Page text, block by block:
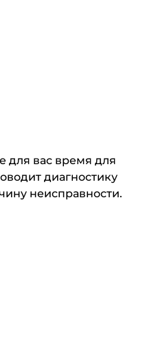
для вас время для
диагностику
неисправности.